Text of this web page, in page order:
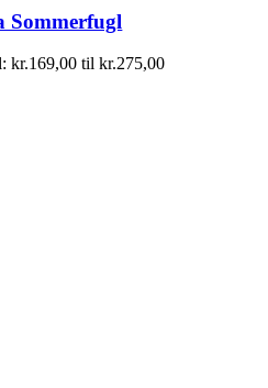
Sommerfugl
kr.169,00 til kr.275,00